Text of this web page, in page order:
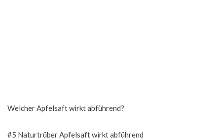
Welcher Apfelsaft wirkt abführend?
#5 Naturtrüber Apfelsaft wirkt abführend